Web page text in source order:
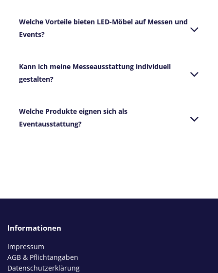
Welche Vorteile bieten LED-Möbel auf Messen und
Events?
Kann ich meine Messeausstattung individuell
gestalten?
Welche Produkte eignen sich als
Eventausstattung?
Informationen
Impressum
AGB & Pflichtangaben
Datenschutzerklärung